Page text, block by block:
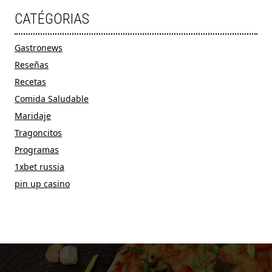
CATÉGORIAS
Gastronews
Reseñas
Recetas
Comida Saludable
Maridaje
Tragoncitos
Programas
1xbet russia
pin up casino